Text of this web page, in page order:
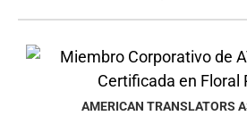
AMERICAN TRANSLATORS